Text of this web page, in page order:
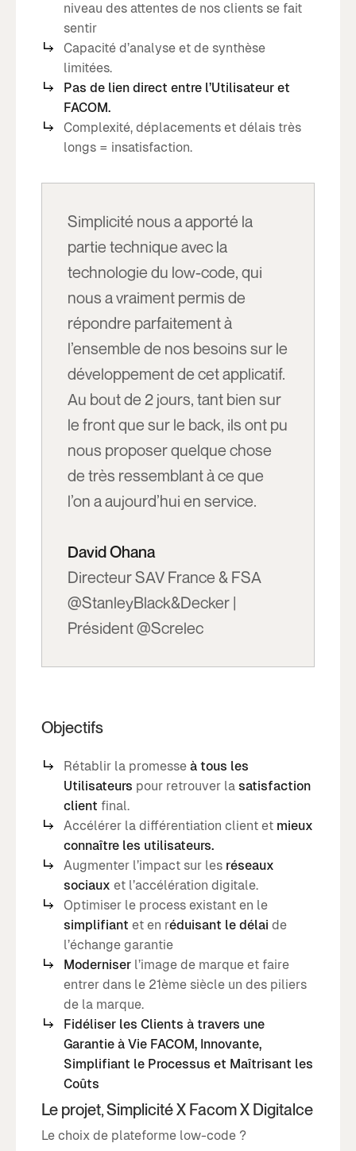
niveau des attentes de nos clients se fait
sentir
Capacité d’analyse et de synthèse
limitées.
Pas de lien direct entre l’Utilisateur et
FACOM.
Complexité, déplacements et délais très
longs = insatisfaction.
Simplicité nous a apporté la
partie technique avec la
technologie du low-code, qui
nous a vraiment permis de
répondre parfaitement à
l’ensemble de nos besoins sur le
développement de cet applicatif.
Au bout de 2 jours, tant bien sur
le front que sur le back, ils ont pu
nous proposer quelque chose
de très ressemblant à ce que
l’on a aujourd’hui en service.
David Ohana
Directeur SAV France & FSA
@StanleyBlack&Decker |
Président @Screlec
Objectifs
Rétablir la promesse à tous les
Utilisateurs pour retrouver la satisfaction
client final.
Accélérer la différentiation client et mieux
connaître les utilisateurs.
Augmenter l’impact sur les réseaux
sociaux et l’accélération digitale.
Optimiser le process existant en le
simplifiant et en réduisant le délai de
l’échange garantie
Moderniser l’image de marque et faire
entrer dans le 21ème siècle un des piliers
de la marque.
Fidéliser les Clients à travers une
Garantie à Vie FACOM, Innovante,
Simplifiant le Processus et Maîtrisant les
Coûts
Le projet, Simplicité X Facom X Digitalce
Le choix de plateforme low-code ?